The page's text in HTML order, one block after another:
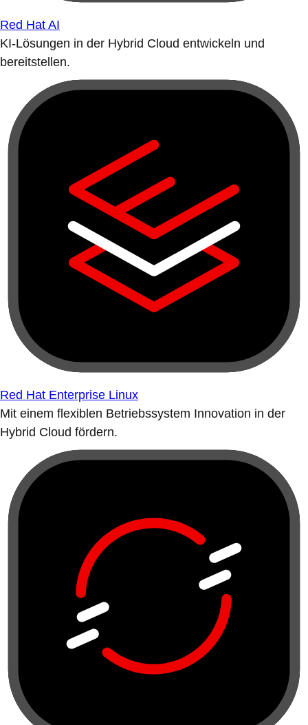
Red Hat AI
KI-Lösungen in der Hybrid Cloud entwickeln und
bereitstellen.
Red Hat Enterprise Linux
Mit einem flexiblen Betriebssystem Innovation in der
Hybrid Cloud fördern.